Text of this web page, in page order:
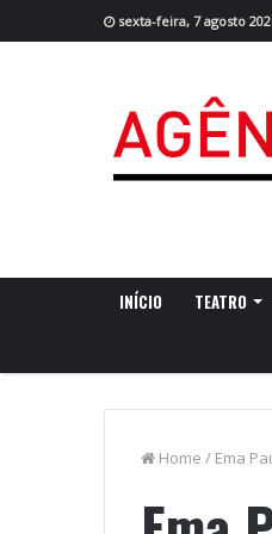
sexta-feira, 7 agosto
INÍCIO TEATRO
Home / Ema